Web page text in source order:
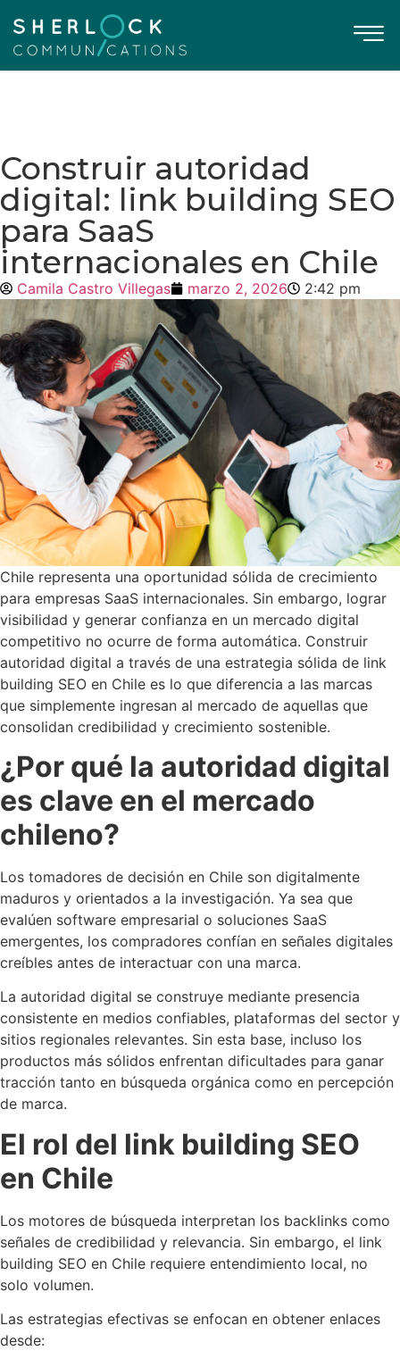
Construir autoridad
digital: link building SEO
para SaaS
internacionales en Chile
Camila Castro Villegas marzo 2, 2026 2:42 pm
Chile representa una oportunidad sólida de crecimiento
para empresas SaaS internacionales. Sin embargo, lograr
visibilidad y generar confianza en un mercado digital
competitivo no ocurre de forma automática. Construir
autoridad digital a través de una estrategia sólida de link
building SEO en Chile es lo que diferencia a las marcas
que simplemente ingresan al mercado de aquellas que
consolidan credibilidad y crecimiento sostenible.
¿Por qué la autoridad digital
es clave en el mercado
chileno?
Los tomadores de decisión en Chile son digitalmente
maduros y orientados a la investigación. Ya sea que
evalúen software empresarial o soluciones SaaS
emergentes, los compradores confían en señales digitales
creíbles antes de interactuar con una marca.
La autoridad digital se construye mediante presencia
consistente en medios confiables, plataformas del sector y
sitios regionales relevantes. Sin esta base, incluso los
productos más sólidos enfrentan dificultades para ganar
tracción tanto en búsqueda orgánica como en percepción
de marca.
El rol del link building SEO
en Chile
Los motores de búsqueda interpretan los backlinks como
señales de credibilidad y relevancia. Sin embargo, el link
building SEO en Chile requiere entendimiento local, no
solo volumen.
Las estrategias efectivas se enfocan en obtener enlaces
desde: